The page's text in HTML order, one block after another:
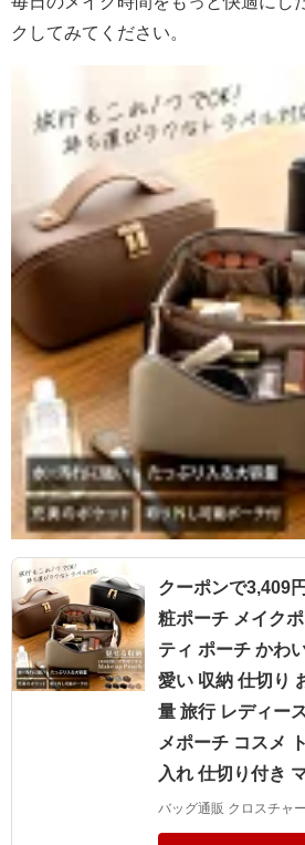
クしてみてください。
クーポンで3,409
粧ポーチ メイク
ティ ポーチ かわ
愛い 収納 仕切り
量 旅行 レディー
メポーチ コスメ
入れ 仕切り付き
バッグ通販 クロスチャ